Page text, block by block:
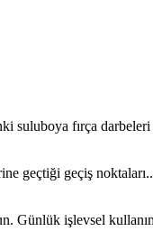
suluboya fırça
geçtiği geçiş
Günlük işlevsel